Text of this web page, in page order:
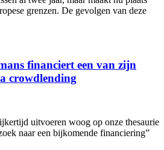
grenzen. De gevolgen van deze
financiert een van zijn
crowdlending
uitvoeren woog op onze thesaurie
naar een bijkomende financiering”